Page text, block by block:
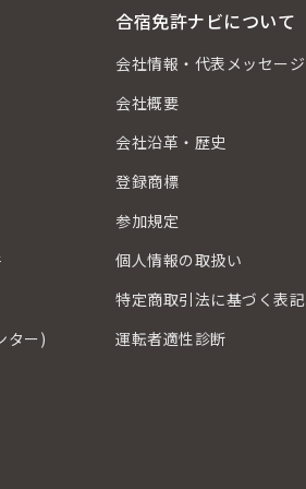
ター)
合宿免許ナビについて
会社情報・代表メッセージ
会社概要
会社沿革・歴史
登録商標
参加規定
個人情報の取扱い
特定商取引法に基づく表記
運転者適性診断